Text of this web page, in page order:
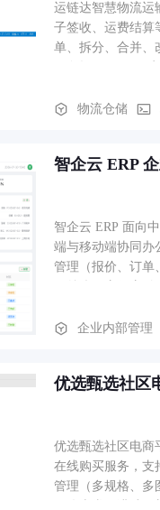
运链达智慧物流运
子签收、运费结算等全
单、拆分、合并、
物流仓储
智企云 ERP
智企云 ERP 面向
端与移动端协同办公，帮助企业实现
管理（报价、订单
企业内部管理
优选甄选社区
优选甄选社区电商
在线购买服务，支持
管理（多规格、多